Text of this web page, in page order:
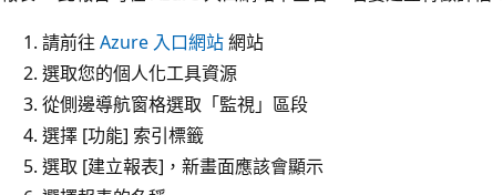
請前往 Azure 入口網站網站
選取您的個人化工具資源
從側邊導航窗格選取「監視」區段
選擇 [功能] 索引標籤
選取 [建立報表]，新畫面應該會顯示